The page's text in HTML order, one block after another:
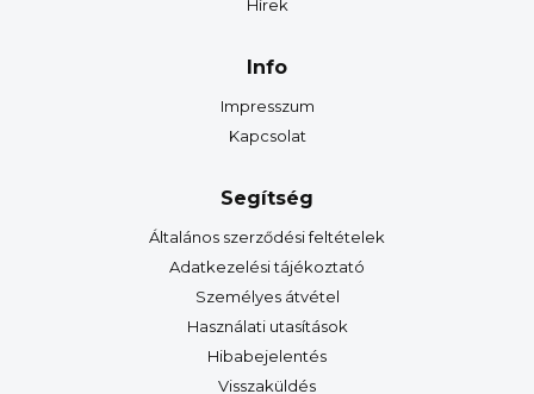
Hírek
Info
Impresszum
Kapcsolat
Segítség
Általános szerződési feltételek
Adatkezelési tájékoztató
Személyes átvétel
Használati utasítások
Hibabejelentés
Visszaküldés